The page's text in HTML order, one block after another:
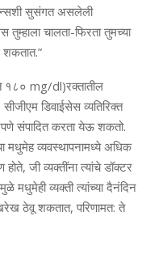
सुसंगत असलेली
चालता-फिरता तुमच्‍या
१८० mg/dl)रक्‍तातील
डिवाईसेस व्‍यतिरिक्‍त
संपादित करता येऊ शकतो.
मधुमेह व्‍यवस्‍थापनामध्‍ये अधिक
जी व्‍यक्‍तींना त्‍यांचे डॉक्‍टर
मधुमेही व्‍यक्‍ती त्‍यांच्‍या दैनंदिन
ठेवू शकतात, परिणामत: ते